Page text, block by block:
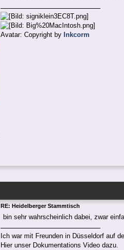
Avatar: Copyright by Inkcorm
RE: Heidelberger Stammtisch
bin sehr wahrscheinlich dabei, zwar
Ich war mit Freunden in Düsseldorf auf
Hier unser Dokumentations Video dazu.